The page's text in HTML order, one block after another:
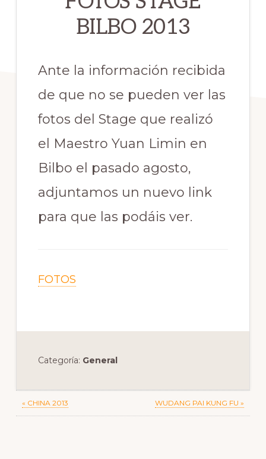
BILBO 2013
Ante la información recibida
de que no se pueden ver las
fotos del Stage que realizó
el Maestro Yuan Limin en
Bilbo el pasado agosto,
adjuntamos un nuevo link
para que las podáis ver.
FOTOS
Categoría: General
Previous
Post:
« CHINA 2013
Next
Post:
WUDANG PAI KUNG FU »